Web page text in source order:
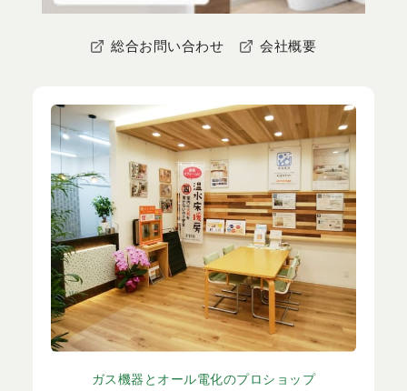
総合お問い合わせ 会社概要
ガス機器とオール電化のプロショップ